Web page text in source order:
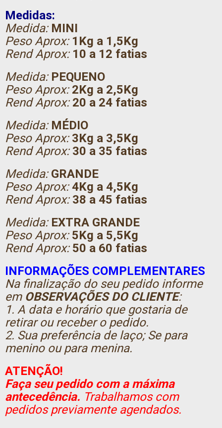
Medidas:
Medida: MINI
Peso Aprox: 1Kg a 1,5Kg
Rend Aprox: 10 a 12 fatias
Medida: PEQUENO
Peso Aprox: 2Kg a 2,5Kg
Rend Aprox: 20 a 24 fatias
Medida: MÉDIO
Peso Aprox: 3Kg a 3,5Kg
Rend Aprox: 30 a 35 fatias
Medida: GRANDE
Peso Aprox: 4Kg a 4,5Kg
Rend Aprox: 38 a 45 fatias
Medida: EXTRA GRANDE
Peso Aprox: 5Kg a 5,5Kg
Rend Aprox: 50 a 60 fatias
INFORMAÇÕES COMPLEMENTARES
Na finalização do seu pedido informe
em OBSERVAÇÕES DO CLIENTE:
1. A data e horário que gostaria de
retirar ou receber o pedido.
2. Sua preferência de laço; Se para
menino ou para menina.
ATENÇÃO!
Faça seu pedido com a máxima
antecedência. Trabalhamos com
pedidos previamente agendados.